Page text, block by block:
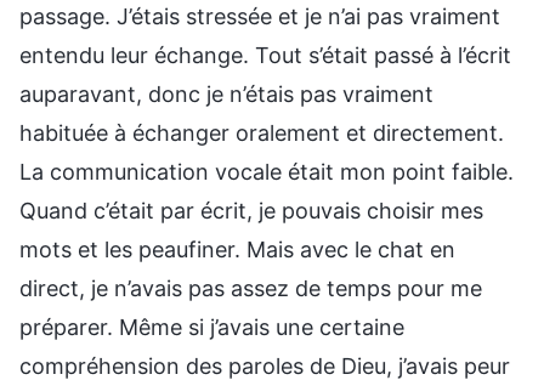
passage. J’étais stressée et je n’ai pas vraiment
entendu leur échange. Tout s’était passé à l’écrit
auparavant, donc je n’étais pas vraiment
habituée à échanger oralement et directement.
La communication vocale était mon point faible.
Quand c’était par écrit, je pouvais choisir mes
mots et les peaufiner. Mais avec le chat en
direct, je n’avais pas assez de temps pour me
préparer. Même si j’avais une certaine
compréhension des paroles de Dieu, j’avais peur